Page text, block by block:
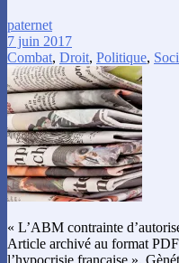
paternet
7 juin 2017
Combat, Droit, Politique,
« L’ABM contrainte
Article archivé au format
l’hypocrisie française »,